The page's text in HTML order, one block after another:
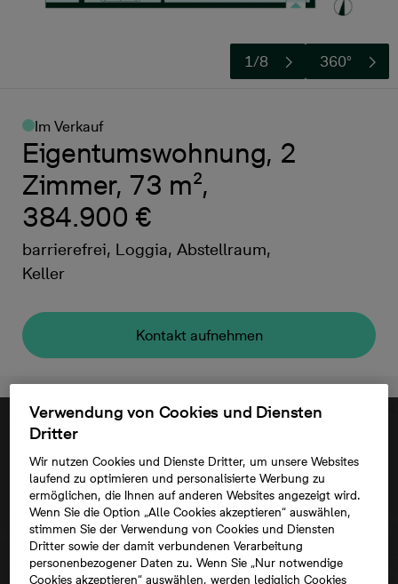
1/8 360°
Im Verkauf
Eigentumswohnung, 2
Zimmer, 73 m²,
384.900 €
barrierefrei, Loggia, Abstellraum,
Keller
Kontakt aufnehmen
Um diese Karte ansehen zu können,
Verwendung von Cookies und Diensten
Dritter
Wir nutzen Cookies und Dienste Dritter, um unsere Websites
laufend zu optimieren und personalisierte Werbung zu
ermöglichen, die Ihnen auf anderen Websites angezeigt wird.
Wenn Sie die Option „Alle Cookies akzeptieren“ auswählen,
stimmen Sie der Verwendung von Cookies und Diensten
Dritter sowie der damit verbundenen Verarbeitung
personenbezogener Daten zu. Wenn Sie „Nur notwendige
Cookies akzeptieren“ auswählen, werden lediglich Cookies